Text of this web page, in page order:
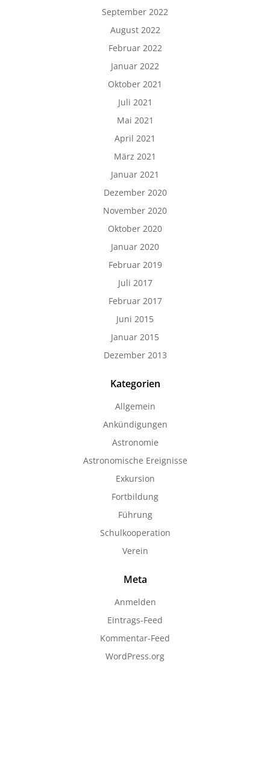
September 2022
August 2022
Februar 2022
Januar 2022
Oktober 2021
Juli 2021
Mai 2021
April 2021
März 2021
Januar 2021
Dezember 2020
November 2020
Oktober 2020
Januar 2020
Februar 2019
Juli 2017
Februar 2017
Juni 2015
Januar 2015
Dezember 2013
Kategorien
Allgemein
Ankündigungen
Astronomie
Astronomische Ereignisse
Exkursion
Fortbildung
Führung
Schulkooperation
Verein
Meta
Anmelden
Eintrags-Feed
Kommentar-Feed
WordPress.org